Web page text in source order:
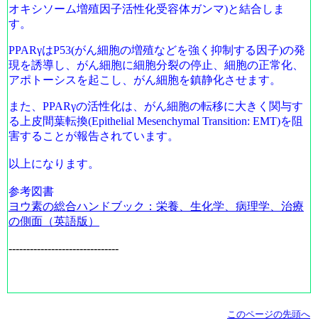
オキシソーム増殖因子活性化受容体ガンマ)と結合しま
す。
PPARγはP53(がん細胞の増殖などを強く抑制する因子)の発
現を誘導し、がん細胞に細胞分裂の停止、細胞の正常化、
アポトーシスを起こし、がん細胞を鎮静化させます。
また、 PPARγの活性化は、がん細胞の転移に大きく関与す
る上皮間葉転換(Epithelial Mesenchymal Transition: EMT)を阻
害することが報告されています。
以上になります。
参考図書
ヨウ素の総合ハンドブック：栄養、生化学、病理学、治療
の側面（英語版）
-------------------------------
このページの先頭へ